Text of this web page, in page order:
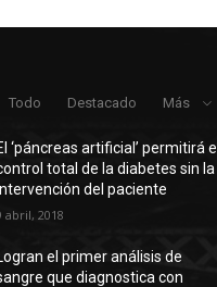
Todo Destacado Más
‘páncreas artificial’ permitirá el
total de la diabetes sin la
del paciente
abril, 2018
el primer análisis de
que diagnostica con